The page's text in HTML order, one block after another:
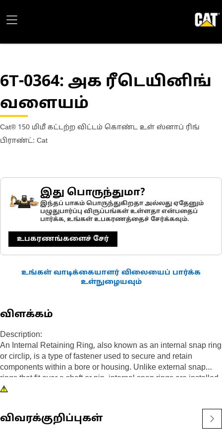
6T-0364: அக ரீடெயினிங்
வளையம்
Cat® 150 மிமீ கட்டற்ற விட்டம் கொண்ட உள் ஸ்னாப் ரிங்
பிராண்ட்: Cat
இது பொருந்துமா?
இந்தப் பாகம் பொருந்துகிறதா அல்லது ஏதேனும்
பழுதுபார்ப்பு விருப்பங்கள் உள்ளதா என்பதைப்
பார்க்க, உங்கள் உபகரணத்தைச் சேர்க்கவும்.
உபகரணங்களைச் சேர்
உங்கள் வாடிக்கையாளர் விலையைப் பார்க்க
உள்நுழையவும்
விளக்கம்
Description:
An Internal Retaining Ring, also known as an internal snap ring
or circlip, is a type of fastener used to secure and retain
components within a bore or housing. Unlike external snap
rings that fit over a shaft or pin, internal snap rings are installed
inside a bore or groove to hold components in place. The main
displacement of components within a bore or housing. It acts as
a retaining device, holding components such as bearings,
விவரக்குறிப்புகள்